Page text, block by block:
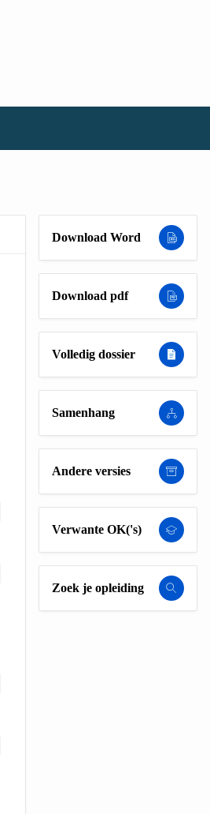
Download Word
Download pdf
Volledig dossier
Samenhang
Andere versies
Verwante OK('s)
Zoek je opleiding